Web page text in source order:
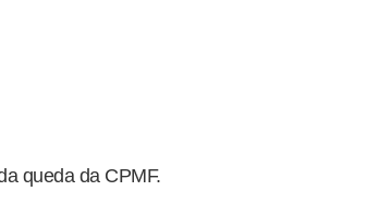
queda da CPMF.